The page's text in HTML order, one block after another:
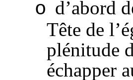
o d’abord
Tête de
plénitude
échapper